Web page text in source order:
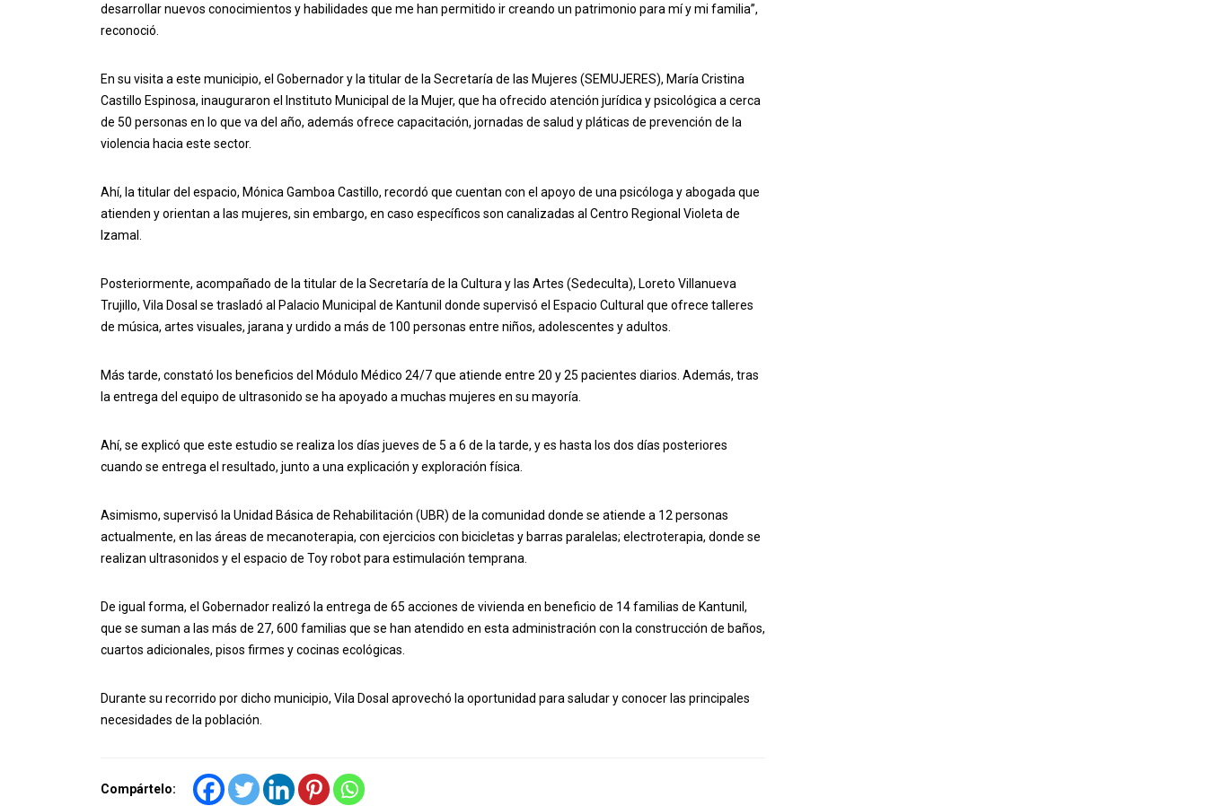
desarrollar nuevos conocimientos y habilidades que me han permitido ir creando un patrimonio para mí y mi familia”,
reconoció.
En su visita a este municipio, el Gobernador y la titular de la Secretaría de las Mujeres (SEMUJERES), María Cristina
Castillo Espinosa, inauguraron el Instituto Municipal de la Mujer, que ha ofrecido atención jurídica y psicológica a cerca
de 50 personas en lo que va del año, además ofrece capacitación, jornadas de salud y pláticas de prevención de la
violencia hacia este sector.
Ahí, la titular del espacio, Mónica Gamboa Castillo, recordó que cuentan con el apoyo de una psicóloga y abogada que
atienden y orientan a las mujeres, sin embargo, en caso específicos son canalizadas al Centro Regional Violeta de
Izamal.
Posteriormente, acompañado de la titular de la Secretaría de la Cultura y las Artes (Sedeculta), Loreto Villanueva
Trujillo, Vila Dosal se trasladó al Palacio Municipal de Kantunil donde supervisó el Espacio Cultural que ofrece talleres
de música, artes visuales, jarana y urdido a más de 100 personas entre niños, adolescentes y adultos.
Más tarde, constató los beneficios del Módulo Médico 24/7 que atiende entre 20 y 25 pacientes diarios. Además, tras
la entrega del equipo de ultrasonido se ha apoyado a muchas mujeres en su mayoría.
Ahí, se explicó que este estudio se realiza los días jueves de 5 a 6 de la tarde, y es hasta los dos días posteriores
cuando se entrega el resultado, junto a una explicación y exploración física.
Asimismo, supervisó la Unidad Básica de Rehabilitación (UBR) de la comunidad donde se atiende a 12 personas
actualmente, en las áreas de mecanoterapia, con ejercicios con bicicletas y barras paralelas; electroterapia, donde se
realizan ultrasonidos y el espacio de Toy robot para estimulación temprana.
De igual forma, el Gobernador realizó la entrega de 65 acciones de vivienda en beneficio de 14 familias de Kantunil,
que se suman a las más de 27, 600 familias que se han atendido en esta administración con la construcción de baños,
cuartos adicionales, pisos firmes y cocinas ecológicas.
Durante su recorrido por dicho municipio, Vila Dosal aprovechó la oportunidad para saludar y conocer las principales
necesidades de la población.
Compártelo: